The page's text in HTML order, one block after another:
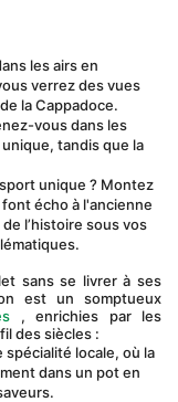
les airs en
verrez des vues
la Cappadoce.
vous dans les
tandis que la
unique ? Montez
écho à l'ancienne
l’histoire sous vos
est un somptueux
, enrichies par les
des siècles :
locale, où la
dans un pot en